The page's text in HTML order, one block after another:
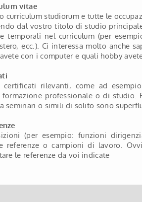
vitae
curriculum studiorum e tutte le
dal vostro titolo di studio
temporali nel curriculum (per
ecc.). Ci interessa molto anche
con i computer e quali hobby
rilevanti, come ad
professionale o di studio.
seminari o simili di solito sono
(per esempio: funzioni
referenze o campioni di lavoro.
le referenze da voi indicate